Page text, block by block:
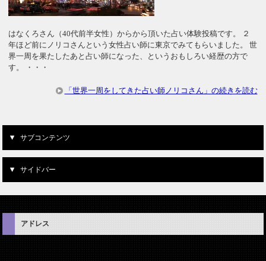
はなくろさん（40代前半女性）からから頂いた占い体験投稿です。 ２
年ほど前にノリコさんという女性占い師に東京でみてもらいました。 世
界一周を果たしたあと占い師になった、というおもしろい経歴の方で
す。 ・・・
「世界一周をしてきた占い師ノリコさん」の続きを読む
サブコンテンツ
サイドバー
アドレス